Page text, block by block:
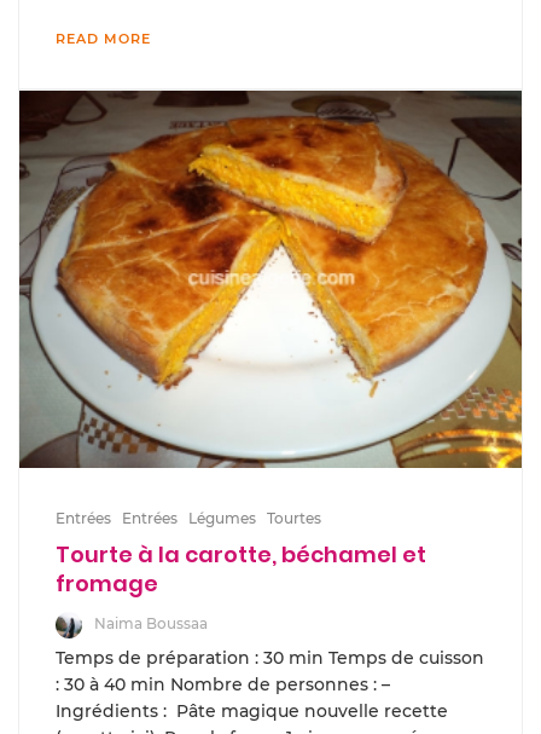
READ MORE
Entrées Entrées Légumes Tourtes
Tourte à la carotte, béchamel et
fromage
Naima Boussaa
Temps de préparation : 30 min Temps de cuisson
: 30 à 40 min Nombre de personnes : –
Ingrédients : Pâte magique nouvelle recette